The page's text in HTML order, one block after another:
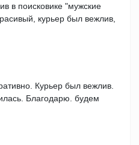
в поисковике "мужские
курьер был вежлив,
Курьер был вежлив.
Благодарю. будем